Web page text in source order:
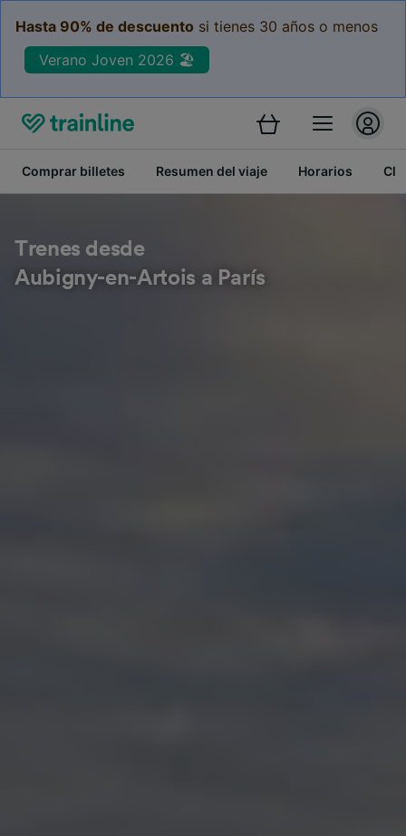
Hasta 90% de descuento si tienes 30 años o menos
Verano Joven 2026 🏖️
Comprar billetes Resumen del viaje Horarios
Trenes desde
Aubigny-en-Artois a París